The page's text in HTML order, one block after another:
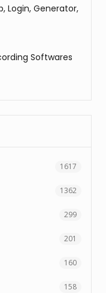
Login, Generator,
Softwares
1617
1362
299
201
160
158